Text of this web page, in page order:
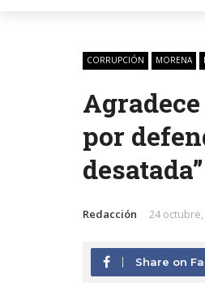
CORRUPCIÓN MORENA
por
desatada”
Redacción 24 octubre,
Share on